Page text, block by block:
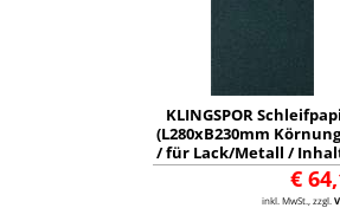
KLINGSPOR
(L280xB230mm
/ für Lack/Metall /
Stück) - 2117
€
inkl. MwSt., zzgl.